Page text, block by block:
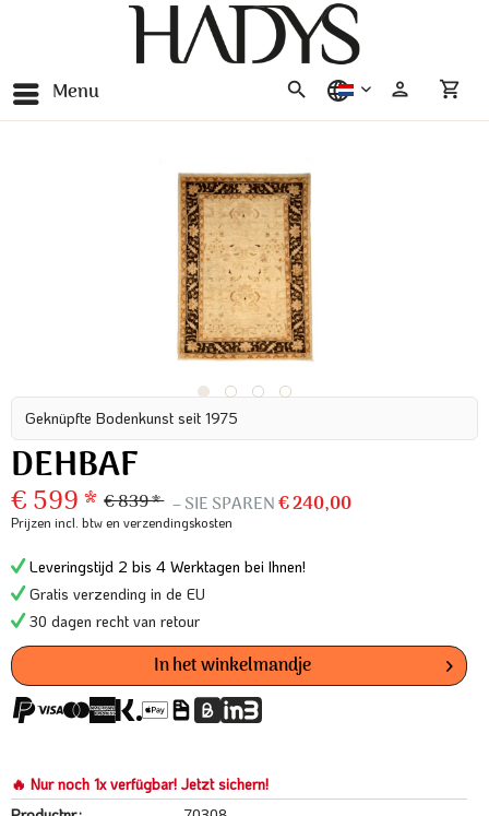
Menu nederlands
Geknüpfte Bodenkunst seit 1975
DEHBAF
€ 599 * € 839 * – SIE SPAREN€ 240,00
Prijzen incl. btwen verzendingskosten
Leveringstijd 2 bis 4 Werktagen bei Ihnen!
Gratis verzending in de EU
30 dagen recht van retour
In het winkelmandje
🔥 Nur noch 1x verfügbar! Jetzt sichern!